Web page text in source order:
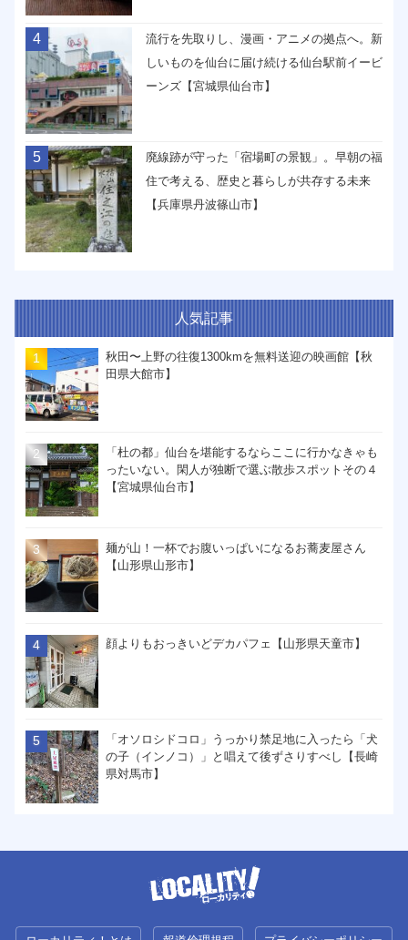
4
流行を先取りし、漫画・アニメの拠点へ。新
しいものを仙台に届け続ける仙台駅前イービ
ーンズ【宮城県仙台市】
5
廃線跡が守った「宿場町の景観」。早朝の福
住で考える、歴史と暮らしが共存する未来
【兵庫県丹波篠山市】
人気記事
秋田〜上野の往復1300kmを無料送迎の映画館【秋
田県大館市】
「杜の都」仙台を堪能するならここに行かなきゃも
ったいない。閑人が独断で選ぶ散歩スポットその４
【宮城県仙台市】
麺が山！一杯でお腹いっぱいになるお蕎麦屋さん
【山形県山形市】
顔よりもおっきいどデカパフェ【山形県天童市】
「オソロシドコロ」うっかり禁足地に入ったら「犬
の子（インノコ）」と唱えて後ずさりすべし【長崎
県対馬市】